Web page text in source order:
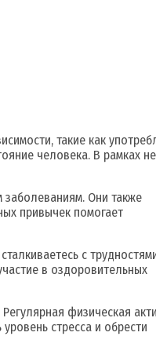
такие как
человека. В рамках
заболеваниям. Они также
привычек помогает
с
в оздоровительных
физическая
стресса и обрести